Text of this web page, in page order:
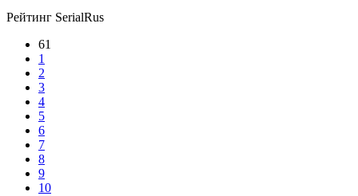
Рейтинг SerialRus
61
1
2
3
4
5
6
7
8
9
10